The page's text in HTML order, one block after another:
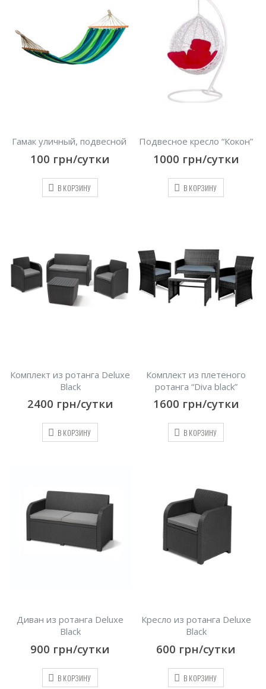
Гамак уличный, подвесной
100 грн/сутки
В КОРЗИНУ
Подвесное кресло “Кокон”
1000 грн/сутки
В КОРЗИНУ
Комплект из ротанга Deluxe
Black
2400 грн/сутки
В КОРЗИНУ
Комплект из плетеного
ротанга “Diva black”
1600 грн/сутки
В КОРЗИНУ
Диван из ротанга Deluxe
Black
900 грн/сутки
В КОРЗИНУ
Кресло из ротанга Deluxe
Black
600 грн/сутки
В КОРЗИНУ